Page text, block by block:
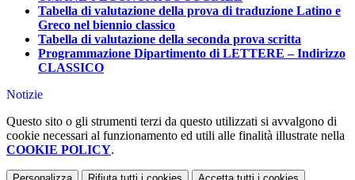
Tabella di valutazione della prova di traduzione Latino e
Greco nel biennio classico
Tabella di valutazione della seconda prova scritta
Programmazione Dipartimento di LETTERE – Indirizzo
CLASSICO
Notizie
Questo sito o gli strumenti terzi da questo utilizzati si avvalgono di
cookie necessari al funzionamento ed utili alle finalità illustrate nella
COOKIE POLICY.